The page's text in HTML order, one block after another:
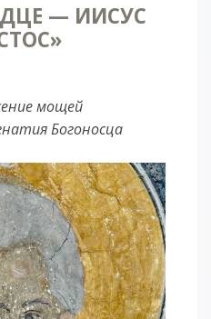
— ИИСУС
мощей
Богоносца